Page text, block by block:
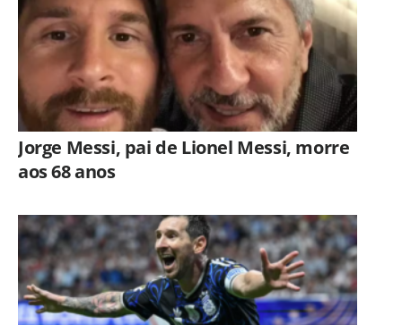
Jorge Messi, pai de Lionel Messi, morre
aos 68 anos